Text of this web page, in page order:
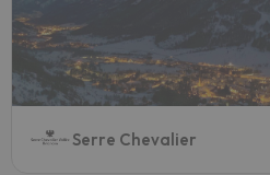
Serre Chevalier